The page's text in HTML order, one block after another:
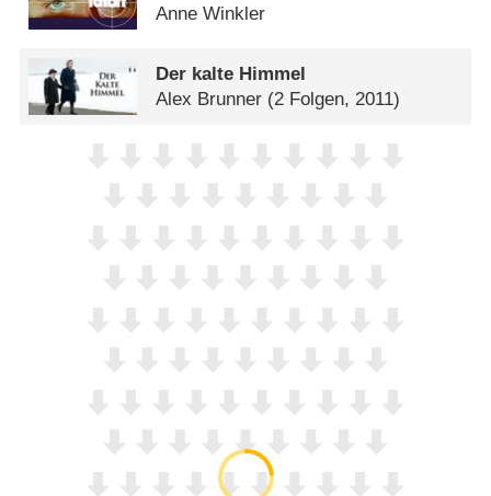
Anne Winkler
Der kalte Himmel
Alex Brunner (2 Folgen, 2011)